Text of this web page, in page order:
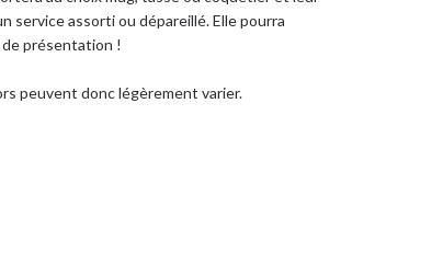
service assorti ou dépareillé. Elle pourra
présentation !
peuvent donc légèrement varier.